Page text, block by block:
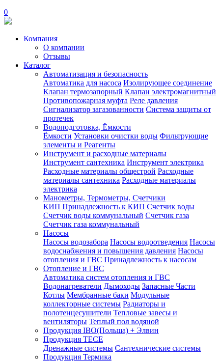
0
Компания
О компании
Отзывы
Каталог
Автоматизация и безопасность
Автоматика для насоса Изолирующее соединение
Клапан термозапорный Клапан электромагнитный
Противопожарная муфта Реле давления
Сигнализатор загазованности Система защиты от
протечек
Водоподготовка, Ёмкости
Ёмкости Установки очистки воды Фильтрующие
элементы и Реагенты
Инструмент и расходные материалы
Инструмент сантехника Инструмент электрика
Расходные материалы общестрой Расходные
материалы сантехника Расходные материалы
электрика
Манометры, Термометры, Счетчики
КИП Принадлежность к КИП Счетчик воды
Счетчик воды коммунальный Счетчик газа
Счетчик газа коммунальный
Насосы
Насосы водозабора Насосы водоотведения Насосы
водоснабжения и повышения давления Насосы
отопления и ГВС Принадлежность к насосам
Отопление и ГВС
Автоматика систем отопления и ГВС
Водонагреватели Дымоходы Запасные Части
Котлы Мембранные баки Модульные
коллекторные системы Радиаторы и
полотенцесушители Тепловые завесы и
вентиляторы Теплый пол водяной
Продукция IBO(Польша) + Элвин
Продукция TECE
Дренажные системы Сантехнические системы
Продукция Термика